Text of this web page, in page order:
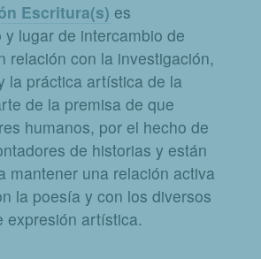
Escritura(s) es
lugar de intercambio de
relación con la investigación,
la práctica artística de la
de la premisa de que
humanos, por el hecho de
de historias y están
mantener una relación activa
la poesía y con los diversos
expresión artística.